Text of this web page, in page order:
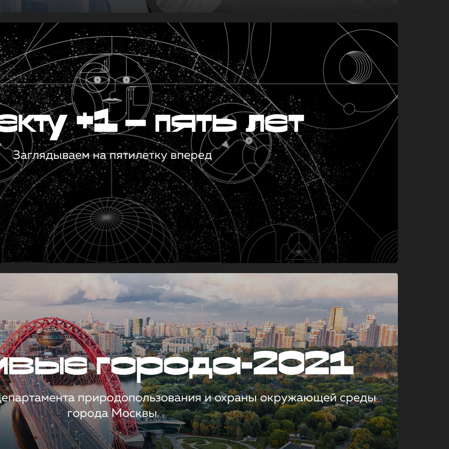
+1 — пять лет
Заглядываем на пятилетку вперед
города-2021
природопользования и охраны окружающей среды
города Москвы